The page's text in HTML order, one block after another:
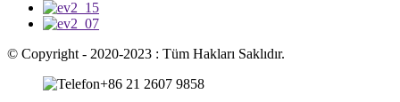
© Copyright - 2020-2023 : Tüm Hakları Saklıdır.
+86 21 2607 9858